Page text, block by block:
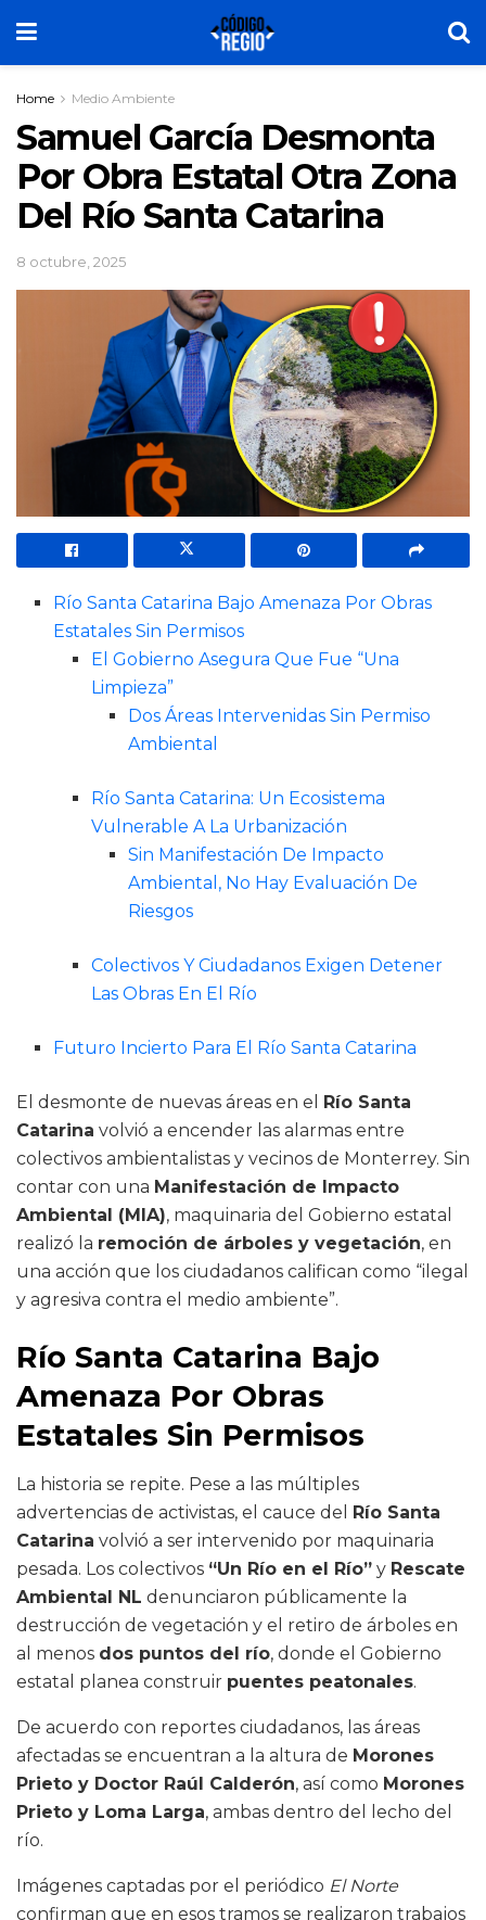
Home Medio Ambiente
Samuel García Desmonta
Por Obra Estatal Otra Zona
Del Río Santa Catarina
8 octubre, 2025
Río Santa Catarina Bajo Amenaza Por Obras
Estatales Sin Permisos
El Gobierno Asegura Que Fue “Una
Limpieza”
Dos Áreas Intervenidas Sin Permiso
Ambiental
Río Santa Catarina: Un Ecosistema
Vulnerable A La Urbanización
Sin Manifestación De Impacto
Ambiental, No Hay Evaluación De
Riesgos
Colectivos Y Ciudadanos Exigen Detener
Las Obras En El Río
Futuro Incierto Para El Río Santa Catarina
El desmonte de nuevas áreas en el Río Santa
Catarina volvió a encender las alarmas entre
colectivos ambientalistas y vecinos de Monterrey. Sin
contar con una Manifestación de Impacto
Ambiental (MIA), maquinaria del Gobierno estatal
realizó la remoción de árboles y vegetación, en
una acción que los ciudadanos califican como “ilegal
y agresiva contra el medio ambiente”.
Río Santa Catarina Bajo
Amenaza Por Obras
Estatales Sin Permisos
La historia se repite. Pese a las múltiples
advertencias de activistas, el cauce del Río Santa
Catarina volvió a ser intervenido por maquinaria
pesada. Los colectivos “Un Río en el Río” y Rescate
Ambiental NL denunciaron públicamente la
destrucción de vegetación y el retiro de árboles en
al menos dos puntos del río, donde el Gobierno
estatal planea construir puentes peatonales.
De acuerdo con reportes ciudadanos, las áreas
afectadas se encuentran a la altura de Morones
Prieto y Doctor Raúl Calderón, así como Morones
Prieto y Loma Larga, ambas dentro del lecho del
río.
Imágenes captadas por el periódico El Norte
confirman que en esos tramos se realizaron trabajos